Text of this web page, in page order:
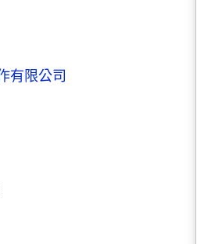
有限公司